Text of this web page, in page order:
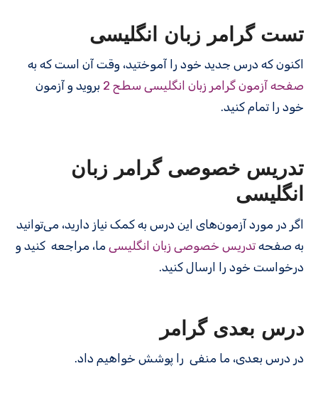
تست گرامر زبان انگلیسی
اکنون که درس جدید خود را آموختید، وقت آن است که به
صفحه آزمون گرامر زبان انگلیسی سطح 2
بروید و آزمون
خود را تمام کنید.
تدریس خصوصی گرامر زبان
انگلیسی
اگر در مورد آزمون‌های این درس به کمک نیاز دارید، می‌توانید
به صفحه تدریس خصوصی زبان انگلیسی ما، مراجعه کنید و
درخواست خود را ارسال کنید.
درس بعدی گرامر
در درس بعدی، ما منفی را پوشش خواهیم داد.